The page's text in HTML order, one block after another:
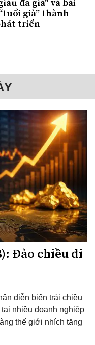
già” thành
triển
Đảo chiều đi
diễn biến trái chiều
nhiều doanh nghiệp
thế giới nhích tăng